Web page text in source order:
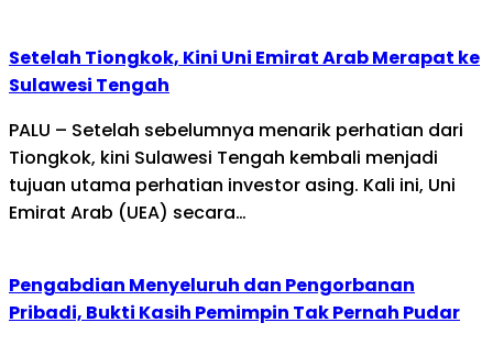
Setelah Tiongkok, Kini Uni Emirat Arab Merapat ke
Sulawesi Tengah
PALU – Setelah sebelumnya menarik perhatian dari
Tiongkok, kini Sulawesi Tengah kembali menjadi
tujuan utama perhatian investor asing. Kali ini, Uni
Emirat Arab (UEA) secara…
Pengabdian Menyeluruh dan Pengorbanan
Pribadi, Bukti Kasih Pemimpin Tak Pernah Pudar